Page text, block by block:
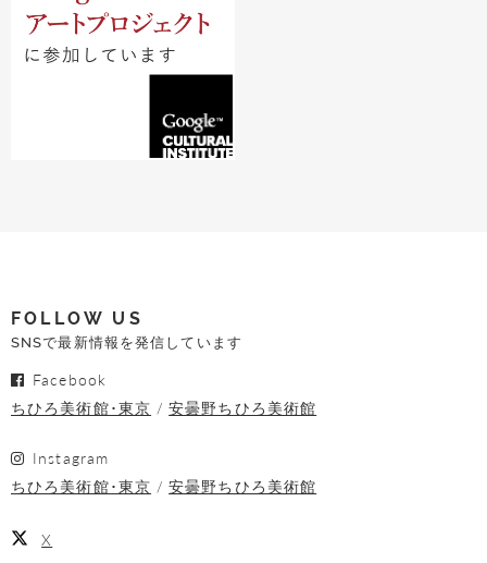
FOLLOW US
SNSで最新情報を発信しています
Facebook
ちひろ美術館･東京
安曇野ちひろ美術館
Instagram
ちひろ美術館･東京
安曇野ちひろ美術館
X